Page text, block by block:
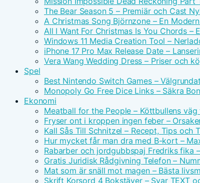
The Bear Season 5 – Premiär och Cast
A Christmas Song Björnzone – En
All I Want For Christmas Is You Chords –
Windows 11 Media Creation Tool –
iPhone 17 Pro Max Release Date –
Vera Wang Wedding Dress – Priser och
Spel
Best Nintendo Switch Games –
Monopoly Go Free Dice Links – Säkra
Ekonomi
Meatball for the People – Köttbullens
Fryser ont i kroppen ingen feber –
Kall Sås Till Schnitzel – Recept, Tips och
Hur mycket får man dra med B-kort –
Rabarber och jordgubbspaj Fredriks fika
Gratis Juridisk Rådgivning Telefon –
Mat som är snäll mot magen – Bästa
Skrift Korsord 4 Bokstäver – Svar TEXT